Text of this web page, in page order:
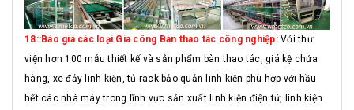
18::Báo giá các loại Gia công Bàn thao tác công nghiệp: Với thư
viện hơn 100 mẫu thiết kế và sản phẩm bàn thao tác, giá kệ chứa
hàng, xe đảy linh kiện, tủ rack bảo quản linh kiện phù hợp với hầu
hết các nhà máy trong lĩnh vực sản xuất linh kiện điện tử, linh kiện